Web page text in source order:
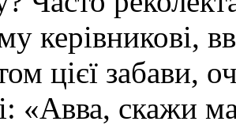
керівникові,
цієї забави,
«Авва, скажи